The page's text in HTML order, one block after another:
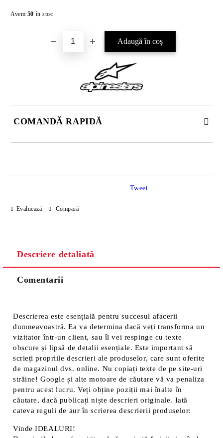
Avem 50 în stoc
COMANDĂ RAPIDĂ
Evaluează Compară
Tweet
Descriere detaliată
Comentarii
Descrierea este esențială pentru succesul afacerii
dumneavoastră. Ea va determina dacă veți transforma un
vizitator într-un client, sau îl vei respinge cu texte
obscure și lipsă de detalii esențiale. Este important să
scrieți propriile descrieri ale produselor, care sunt oferite
de magazinul dvs. online. Nu copiați texte de pe site-uri
străine! Google și alte motoare de căutare vă va penaliza
pentru acest lucru. Veți obține poziții mai înalte în
căutare, dacă publicați niște descrieri originale. Iată
cateva reguli de aur în scrierea descrierii produselor:
Vinde IDEALURI!